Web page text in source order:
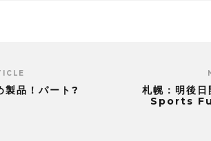
製品！パート?
札幌：明後
Sports